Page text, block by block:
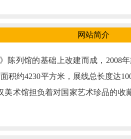
网站简介
陈列馆的基础上改建而成，
积约4230平方米，展线总长度达
术馆担负着对国家艺术珍品的